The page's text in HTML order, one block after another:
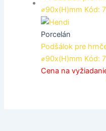
Porcelán
Podšálok pre
⌀90x(H)mm Kód:
Cena na